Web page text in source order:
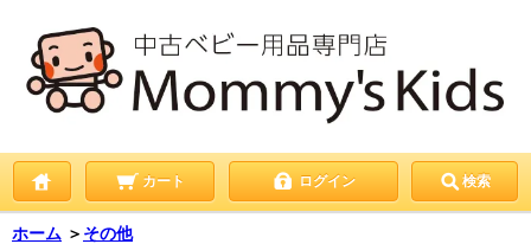
カート ログイン 検索
ホーム ＞ その他